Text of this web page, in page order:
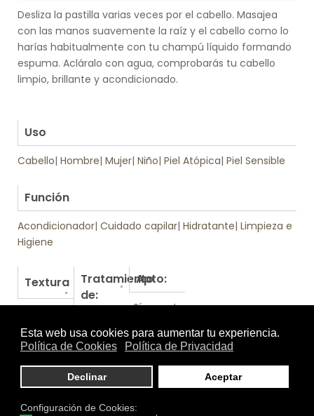
Desliza la pastilla varias veces por el cabello. Masajea
con las manos suavemente la raíz y el cabello como lo
harías habitualmente con tu champú líquido formando
espuma. Acláralo con agua, comprobarás tu cabello
limpio, brillante y acondicionado.
Uso
Cabello| Hombre| Mujer| Niño| Piel Atópica| Piel Sensible
Función
Acondicionador| Cuidado capilar| Hidratante| Limpieza e
Higiene
Textura
Tratamiento
de:
Apto:
Sí, es apto
Otros productos de Dr. Tree